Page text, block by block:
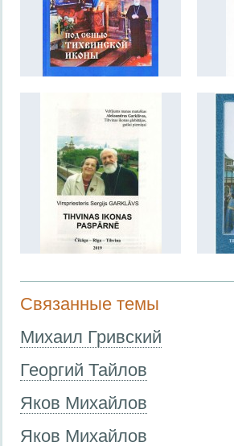
Связанные темы
Михаил Гривский
Георгий Тайлов
Яков Михайлов
Яков Михайлов